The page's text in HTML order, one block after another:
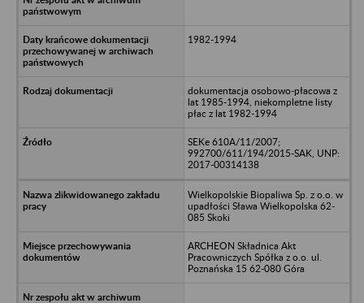
1982-1994
dokumentacja osobowo-płacowa z
lat 1985-1994, niekompletne listy
płac z lat 1982-1994
SEKe 610A/11/2007;
992700/611/194/2015-SAK, UNP:
2017-00314138
Wielkopolskie Biopaliwa Sp. z o.o. w
upadłości Sława Wielkopolska 62-
085 Skoki
ARCHEON Składnica Akt
Pracowniczych Spółka z o.o. ul.
Poznańska 15 62-080 Góra